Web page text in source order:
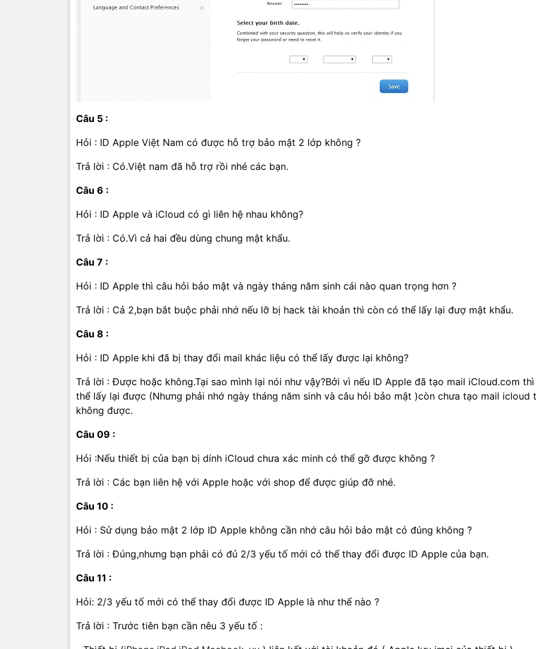
Câu 5 :
Hỏi : ID Apple Việt Nam có được hỗ trợ bảo mật 2 lớp không ?
Trả lời : Có.Việt nam đã hỗ trợ rồi nhé các bạn.
Câu 6 :
Hỏi : ID Apple và iCloud có gì liên hệ nhau không?
Trả lời : Có.Vì cả hai đều dùng chung mật khẩu.
Câu 7 :
Hỏi : ID Apple thì câu hỏi bảo mật và ngày tháng năm sinh cái nào quan trọng hơn ?
Trả lời : Cả 2,bạn bắt buộc phải nhớ nếu lỡ bị hack tài khoản thì còn có thể lấy lại đượ mật khẩu.
Câu 8 :
Hỏi : ID Apple khi đã bị thay đổi mail khác liệu có thể lấy được lại không?
Trả lời : Được hoặc không.Tại sao mình lại nói như vậy?Bởi vì nếu ID Apple đã tạo mail iCloud.com
thể lấy lại được (Nhưng phải nhớ ngày tháng năm sinh và câu hỏi bảo mật )còn chưa tạo mail icloud
không được.
Câu 09 :
Hỏi :Nếu thiết bị của bạn bị dính iCloud chưa xác minh có thể gỡ được không ?
Trả lời : Các bạn liên hệ với Apple hoặc với shop để được giúp đỡ nhé.
Câu 10 :
Hỏi : Sử dụng bảo mật 2 lớp ID Apple không cần nhớ câu hỏi bảo mật có đúng không ?
Trả lời : Đúng,nhưng bạn phải có đủ 2/3 yếu tố mới có thể thay đổi được ID Apple của bạn.
Câu 11 :
Hỏi: 2/3 yếu tố mới có thể thay đổi được ID Apple là như thế nào ?
Trả lời : Trước tiên bạn cần nêu 3 yếu tố :